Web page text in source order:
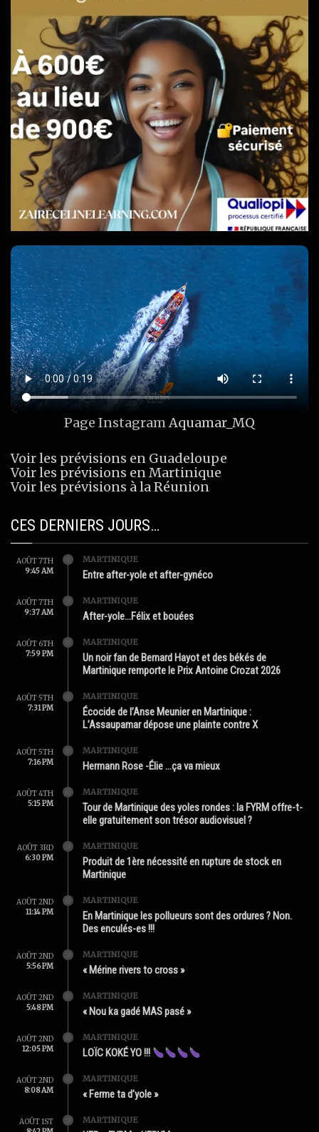
Page InstagramAquamar_MQ
Voir les prévisions en Guadeloupe
Voir les prévisions en Martinique
Voir les prévisions à la Réunion
CES DERNIERS JOURS…
AOÛT 7TH
9:45 AM
MARTINIQUE
Entre after-yole et after-gynéco
AOÛT 7TH
9:37 AM
MARTINIQUE
After-yole…Félix et bouées
AOÛT 6TH
7:59 PM
MARTINIQUE
Un noir fan de Bernard Hayot et des békés de
Martinique remporte le Prix Antoine Crozat 2026
AOÛT 5TH
7:31 PM
MARTINIQUE
Écocide de l’Anse Meunier en Martinique :
L’Assaupamar dépose une plainte contre X
AOÛT 5TH
7:16 PM
MARTINIQUE
Hermann Rose -Élie …ça va mieux
AOÛT 4TH
5:15 PM
MARTINIQUE
Tour de Martinique des yoles rondes : la FYRM offre-t-
elle gratuitement son trésor audiovisuel ?
AOÛT 3RD
6:30 PM
MARTINIQUE
Produit de 1ère nécessité en rupture de stock en
Martinique
AOÛT 2ND
11:14 PM
MARTINIQUE
En Martinique les pollueurs sont des ordures ? Non.
Des enculés-es !!!
AOÛT 2ND
5:56 PM
MARTINIQUE
« Mérine rivers to cross »
AOÛT 2ND
5:48 PM
MARTINIQUE
« Nou ka gadé MAS pasé »
AOÛT 2ND
12:05 PM
MARTINIQUE
LOÏC KOKÉ YO !!!
AOÛT 2ND
8:08 AM
MARTINIQUE
« Ferme ta d’yole »
AOÛT 1ST
MARTINIQUE